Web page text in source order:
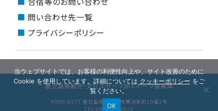
問い合わせ先一覧
プライバシーポリシー
鹿児島県観光・文化スポーツ部スポーツ振興課
〒890-8577 鹿児島県鹿児島市鴨池新町10番1号
TEL:099-286-3010
当ウェブサイトでは、お客様の利便性向上や、サイト改善のために
Cookie を使用しています。詳細については クッキーポリシー をご
覧ください。
OK